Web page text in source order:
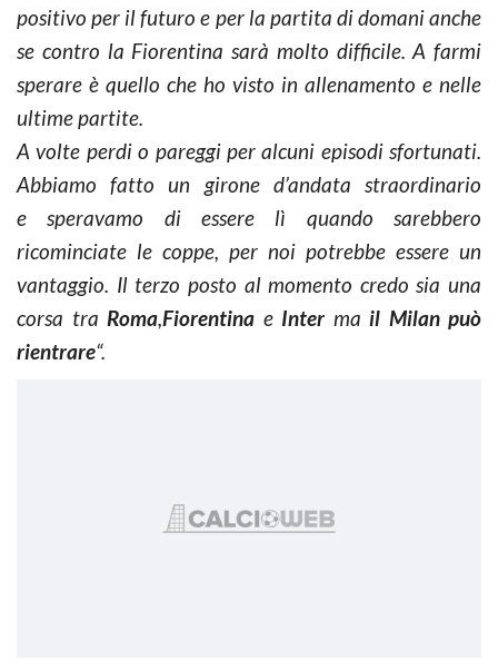
positivo per il futuro e per la partita di domani anche
se contro la Fiorentina sarà molto difficile. A farmi
sperare è quello che ho visto in allenamento e nelle
ultime partite.
A volte perdi o pareggi per alcuni episodi sfortunati.
Abbiamo fatto un girone d’andata straordinario
e speravamo di essere lì quando sarebbero
ricominciate le coppe, per noi potrebbe essere un
vantaggio. Il terzo posto al momento credo sia una
corsa tra Roma,Fiorentina e Inter ma il Milan può
rientrare“.